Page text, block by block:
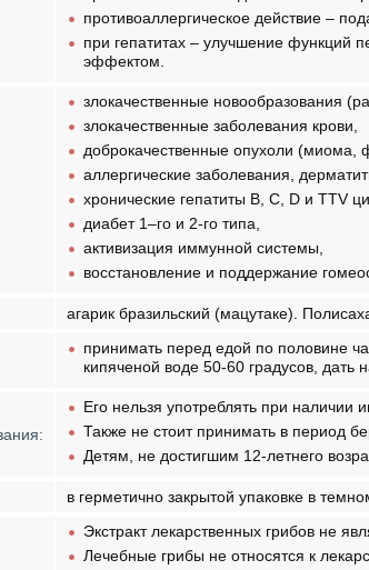
противоаллергическое действие –
при гепатитах – улучшение функций
эффектом.
злокачественные новообразова­ния
злокачественные заболевания крови,
доброкачественные опухоли (миома,
аллергические заболевания,
хронические гепатиты В, С, D и TTV
диабет 1–го и 2-го типа,
активизация иммунной системы,
восстановление и поддержание
агарик бразильский (мацутаке).
принимать перед едой по половине
кипяченой воде 50-60 градусов, дать
Его нельзя употреблять при наличии
Также не стоит принимать в период
Детям, не достигшим 12-летнего
в герметично закрытой упаковке в
Экстракт лекарственных грибов не
Лечебные грибы не относятся к